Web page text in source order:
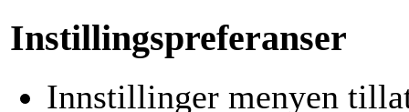
Instillingspreferanser
Innstillinger menyen